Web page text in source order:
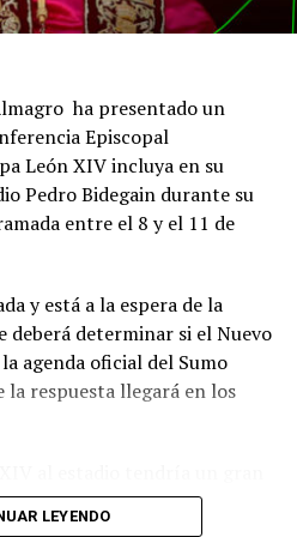
ha presentado un
Episcopal
León XIV incluya en su
Pedro Bidegain durante su
entre el 8 y el 11 de
y está a la espera de la
deberá determinar si el Nuevo
agenda oficial del Sumo
respuesta llegará en los
San Lorenzo, dado el
institución y la Iglesia
LEYENDO